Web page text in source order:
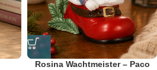
Rosina Wachtmeister – Paco